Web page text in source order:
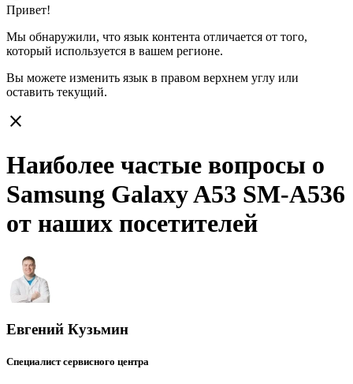
Привет!
Мы обнаружили, что язык контента отличается от того,
который используется в вашем регионе.
Вы можете изменить язык в правом верхнем углу или
оставить текущий.
close
Наиболее частые вопросы о
Samsung Galaxy A53 SM-A536
от наших посетителей
Евгений Кузьмин
Специалист сервисного центра